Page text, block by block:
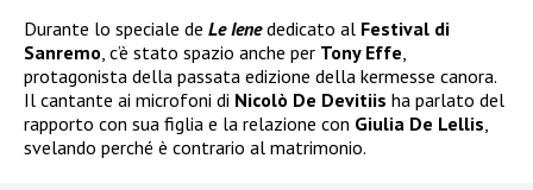
Durante lo speciale de Le Ienededicato al Festival di
Sanremo, c’è stato spazio anche per Tony Effe,
protagonista della passata edizione della kermesse canora.
Il cantante ai microfoni di Nicolò De Devitiis ha parlato del
rapporto con sua figlia e la relazione con Giulia De Lellis,
svelando perché è contrario al matrimonio.